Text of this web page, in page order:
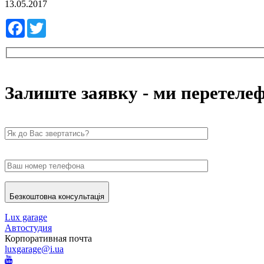
13.05.2017
Facebook
Залиште заявку - ми
Безкоштовна консультація
Lux garage
Автостудия
Корпоративная почта
luxgarage@i.ua